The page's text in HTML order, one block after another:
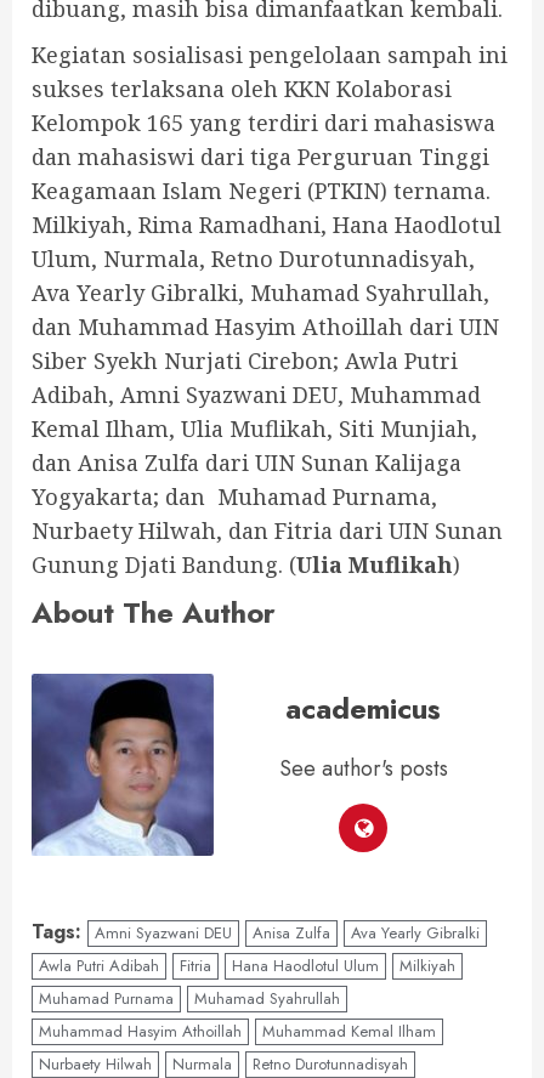
dibuang, masih bisa dimanfaatkan kembali.
Kegiatan sosialisasi pengelolaan sampah ini
sukses terlaksana oleh KKN Kolaborasi
Kelompok 165 yang terdiri dari mahasiswa
dan mahasiswi dari tiga Perguruan Tinggi
Keagamaan Islam Negeri (PTKIN) ternama.
Milkiyah, Rima Ramadhani, Hana Haodlotul
Ulum, Nurmala, Retno Durotunnadisyah,
Ava Yearly Gibralki, Muhamad Syahrullah,
dan Muhammad Hasyim Athoillah dari UIN
Siber Syekh Nurjati Cirebon; Awla Putri
Adibah, Amni Syazwani DEU, Muhammad
Kemal Ilham, Ulia Muflikah, Siti Munjiah,
dan Anisa Zulfa dari UIN Sunan Kalijaga
Yogyakarta; dan Muhamad Purnama,
Nurbaety Hilwah, dan Fitria dari UIN Sunan
Gunung Djati Bandung. (Ulia Muflikah)
About The Author
academicus
See author's posts
Tags: Amni Syazwani DEU Anisa Zulfa
Ava Yearly Gibralki
Awla Putri Adibah
Fitria Hana Haodlotul Ulum
Milkiyah
Muhamad Purnama
Muhamad Syahrullah
Muhammad Hasyim Athoillah
Muhammad Kemal Ilham
Nurbaety Hilwah
Nurmala
Retno Durotunnadisyah